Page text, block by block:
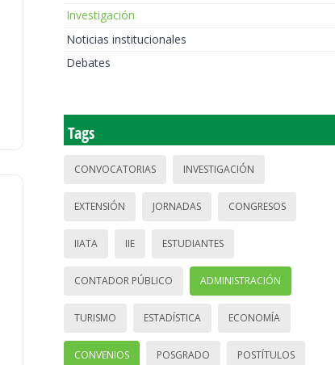
Investigación
Noticias institucionales
Debates
Tags
CONVOCATORIAS INVESTIGACIÓN
EXTENSIÓN JORNADAS CONGRESOS
IIATA IIE ESTUDIANTES
CONTADOR PÚBLICO ADMINISTRACIÓN
TURISMO ESTADÍSTICA ECONOMÍA
CONVENIOS POSGRADO POSTÍTULOS